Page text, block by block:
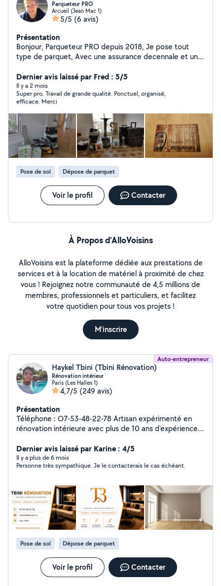
Parqueteur PRO
Arcueil (Jean Mac 1)
5/5 (6 avis)
Présentation
Bonjour, Parqueteur PRO depuis 2018, Je pose tout
type de parquet, Avec une assurance decennale et une
ma profession consiste exclusivement à poser, réparer
et poncer du parquet.Devis Gratuit, Intervention Rapide
Dernier avis laissé par Fred : 5/5
Il y a 2 mois
Super pro. Travail de grande qualité. Ponctuel, organisé,
efficace. Merci
Pose de sol Dépose de parquet
Voir le profil Contacter
À Propos d’AlloVoisins
AlloVoisins est la plateforme dédiée aux prestations de
services et à la location de matériel à proximité de chez
vous ! Rejoignez notre communauté de 4,5 millions de
membres, professionnels et particuliers, et facilitez
votre quotidien pour tous vos projets !
M'inscrire
Auto-entrepreneur
Haykel Tbini (Tbini Rénovation)
Rénovation intérieur
Paris (Les Halles 1)
4,7/5 (249 avis)
Présentation
Téléphone : O7-53-48-22-78 Artisan expérimenté en
rénovation intérieure avec plus de 10 ans d'expérience,
de vos attentes. Je vous accompagne dans tous vos
projets de : peinture intérieure (finition soignée)
préparation des supports (enduit, ponçage) pose de
Je travaille avec sérieux et précision, en respectant les
délais et en utilisant des matériaux de qualité, afin de
vous garantir un résultat durable. Votre satisfaction est
ma priorité. Des prix adaptés à votre budget. Devis et
déplacement gratuits. N'hésitez pas à me contacter
pour échanger sur votre projet.
Dernier avis laissé par Karine : 4/5
Il y a plus de 6 mois
Personne très sympathique. Je le contacterais le cas échéant.
Pose de sol Dépose de parquet
Voir le profil Contacter